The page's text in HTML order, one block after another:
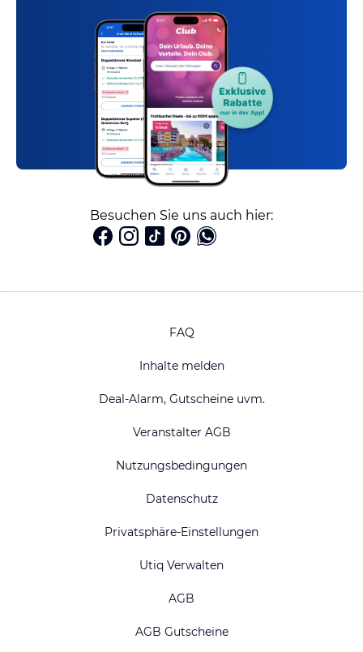
Besuchen Sie uns auch hier:
FAQ
Inhalte melden
Deal-Alarm, Gutscheine uvm.
Veranstalter AGB
Nutzungsbedingungen
Datenschutz
Privatsphäre-Einstellungen
Utiq Verwalten
AGB
AGB Gutscheine